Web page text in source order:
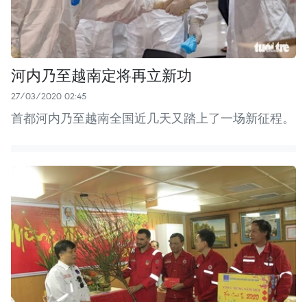
河内乃至越南定将再立新功
27/03/2020 02:45
首都河内乃至越南全国近几天又踏上了一场新征程。